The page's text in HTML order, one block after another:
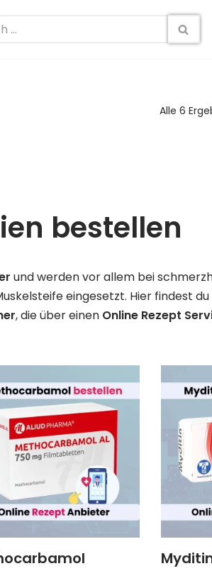
Alle 6
bestellen
und werden vor allem bei
eingesetzt. Hier findest
, die über einen Online Rezept